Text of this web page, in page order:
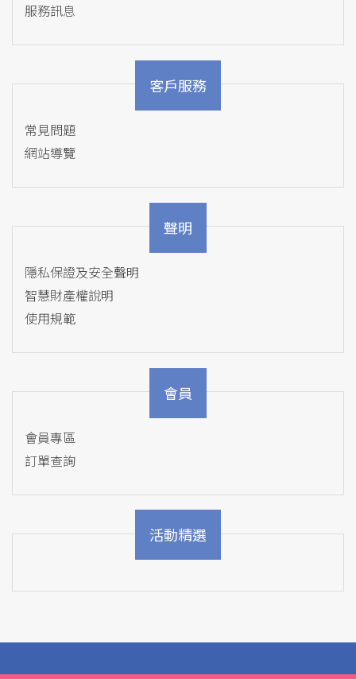
服務訊息
客戶服務
常見問題
網站導覽
聲明
隱私保證及安全聲明
智慧財產權說明
使用規範
會員
會員專區
訂單查詢
活動精選